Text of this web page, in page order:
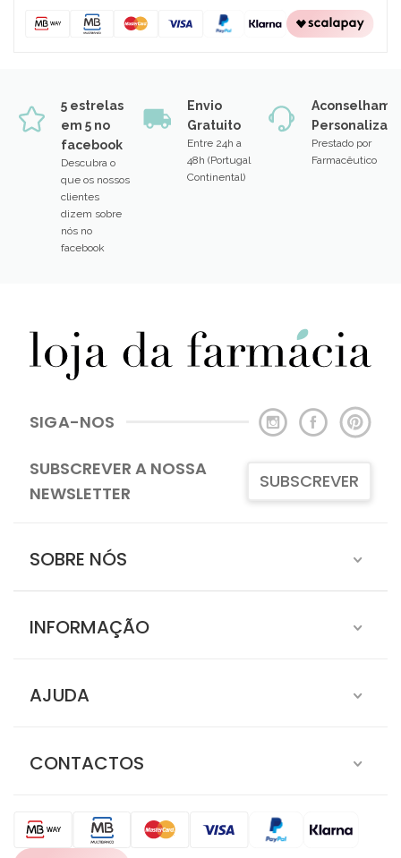
5 estrelas
em 5 no
facebook
Descubra o
que os nossos
clientes
dizem sobre
nós no
facebook
Envio
Gratuito
Entre 24h a
48h (Portugal
Continental)
Prestado por
Farmacêutico
SIGA-NOS
SUBSCREVER A NOSSA
NEWSLETTER
SUBSCREVER
SOBRE NÓS
INFORMAÇÃO
AJUDA
CONTACTOS